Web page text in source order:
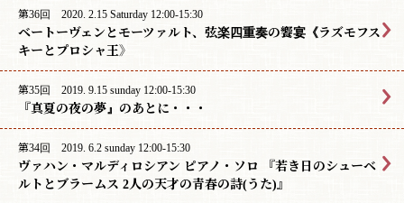
第36回 2020. 2.15 Saturday 12:00-15:30
ベートーヴェンとモーツァルト、弦楽四重奏の饗宴《ラズモフス
キーとプロシャ王》
第35回 2019. 9.15 sunday 12:00-15:30
『真夏の夜の夢』のあとに・・・
第34回 2019. 6.2 sunday 12:00-15:30
ヴァハン・マルディロシアン ピアノ・ソロ 『若き日のシューベ
ルトとブラームス 2人の天才の青春の詩(うた)』